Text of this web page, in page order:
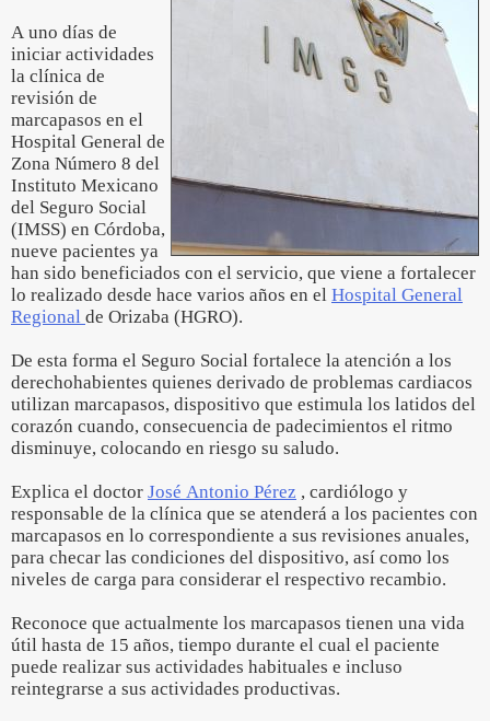
A uno días de
iniciar actividades
la clínica de
revisión de
marcapasos en el
Hospital General de
Zona Número 8 del
Instituto Mexicano
del Seguro Social
(IMSS) en Córdoba,
nueve pacientes ya
han sido beneficiados con el servicio, que viene a fortalecer
lo realizado desde hace varios años en el Hospital General
Regional de Orizaba (HGRO).
De esta forma el Seguro Social fortalece la atención a los
derechohabientes quienes derivado de problemas cardiacos
utilizan marcapasos, dispositivo que estimula los latidos del
corazón cuando, consecuencia de padecimientos el ritmo
disminuye, colocando en riesgo su saludo.
Explica el doctor José Antonio Pérez , cardiólogo y
responsable de la clínica que se atenderá a los pacientes con
marcapasos en lo correspondiente a sus revisiones anuales,
para checar las condiciones del dispositivo, así como los
niveles de carga para considerar el respectivo recambio.
Reconoce que actualmente los marcapasos tienen una vida
útil hasta de 15 años, tiempo durante el cual el paciente
puede realizar sus actividades habituales e incluso
reintegrarse a sus actividades productivas.